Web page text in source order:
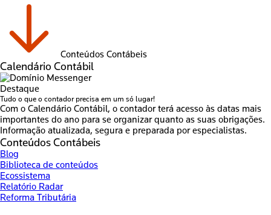
Conteúdos Contábeis
Calendário Contábil
Destaque
Tudo o que o contador precisa em um só lugar!
Com o Calendário Contábil, o contador terá acesso às datas mais
importantes do ano para se organizar quanto as suas obrigações.
Informação atualizada, segura e preparada por especialistas.
Conteúdos Contábeis
Blog
Biblioteca de conteúdos
Ecossistema
Relatório Radar
Reforma Tributária